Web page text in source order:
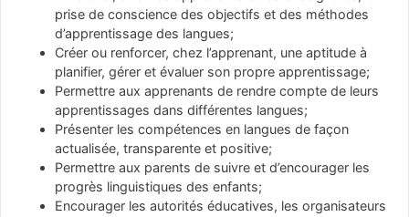
prise de conscience des objectifs et des méthodes
d’apprentissage des langues;
Créer ou renforcer, chez l’apprenant, une aptitude à
planifier, gérer et évaluer son propre apprentissage;
Permettre aux apprenants de rendre compte de leurs
apprentissages dans différentes langues;
Présenter les compétences en langues de façon
actualisée, transparente et positive;
Permettre aux parents de suivre et d’encourager les
progrès linguistiques des enfants;
Encourager les autorités éducatives, les organisateurs